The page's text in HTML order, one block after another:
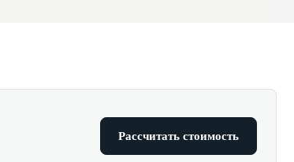
Рассчитать стоимость